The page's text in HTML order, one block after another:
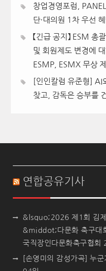
창업경영포럼,
단·대의원 1차 우선
【긴급 공지】 ESM
및 회원제도 변경에
ESMP, ESMX 무상
[인인칼럼 유준형] AI
찾고, 감독은 승부를
연합공유기사
&lsquo;2026 제1회 김
&middot;다문화 축구대
국직장인다문화축구협회
[손영미의 감성가곡] 누